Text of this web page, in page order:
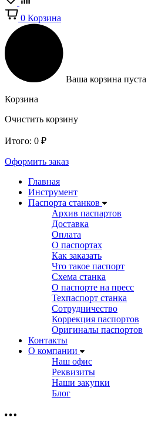
0 Корзина
Ваша корзина пуста
Корзина
Очистить корзину
Итого: 0 ₽
Оформить заказ
Главная
Инструмент
Паспорта станков
Архив паспартов
Доставка
Оплата
О паспортах
Как заказать
Что такое паспорт
Схема станка
О паспорте на пресс
Техпаспорт станка
Сотрудничество
Коррекция паспортов
Оригиналы паспортов
Контакты
О компании
Наш офис
Реквизиты
Наши закупки
Блог